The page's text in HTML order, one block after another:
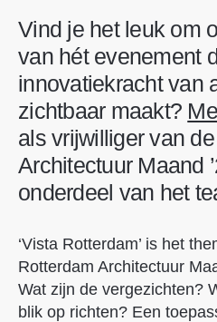
Vind je het leuk om
van hét evenement
innovatiekracht van
zichtbaar maakt?
als vrijwilliger van
Architectuur Maand
onderdeel van het
‘Vista Rotterdam’ is het
Rotterdam Architectuur
Wat zijn de vergezichten?
blik op richten? Een